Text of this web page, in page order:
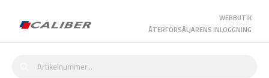
WEBBUTIK
ÅTERFÖRSÄLJARENS INLOGGNING